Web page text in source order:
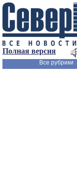
Полная версия
Все рубрики